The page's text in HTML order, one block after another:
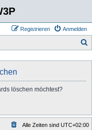
Anmelden
Registrieren
löschen möchtest?
Alle Zeiten sind UTC+02:00